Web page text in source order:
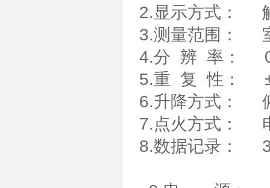
2.显示方式：
3.测量范围：
4.分 辨 率：
5.重 复 性：
6.升降方式：
7.点火方式：
8.数据记录：